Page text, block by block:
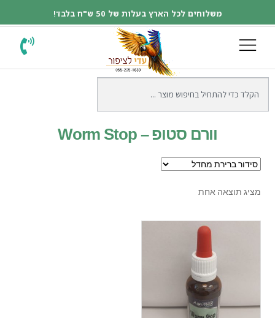
משלוחים לכל הארץ בעלות של 50 ש"ח בלבד!
וורם סטופ – Worm Stop
מציג תוצאה אחת